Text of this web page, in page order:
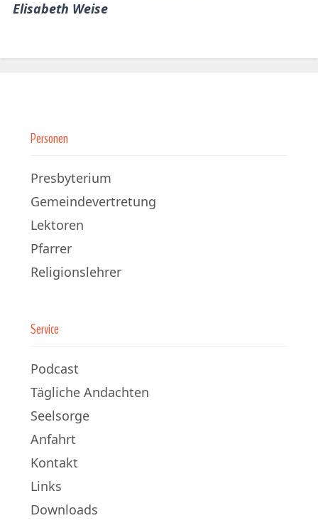
Elisabeth Weise
Personen
Presbyterium
Gemeindevertretung
Lektoren
Pfarrer
Religionslehrer
Service
Podcast
Tägliche Andachten
Seelsorge
Anfahrt
Kontakt
Links
Downloads